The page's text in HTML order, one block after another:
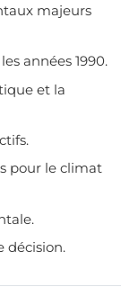
majeurs
années 1990.
et la
pour le climat
décision.